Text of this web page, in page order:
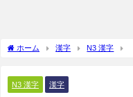
ホーム 漢字 N3 漢字
N3 漢字 漢字